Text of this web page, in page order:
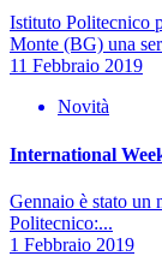
Istituto Politecnico
Monte (BG) una
11 Febbraio 2019
Novità
International
Gennaio è stato un
Politecnico:...
1 Febbraio 2019